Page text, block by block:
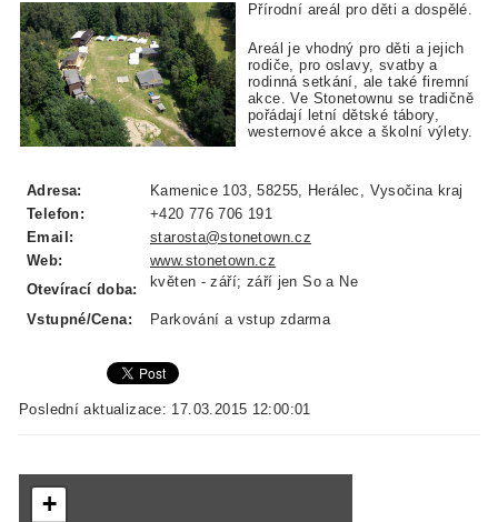
Přírodní areál pro děti a dospělé.
Areál je vhodný pro děti a jejich
rodiče, pro oslavy, svatby a
rodinná setkání, ale také firemní
akce. Ve Stonetownu se tradičně
pořádají letní dětské tábory,
westernové akce a školní výlety.
Adresa:
Kamenice 103, 58255, Herálec, Vysočina kraj
Telefon:
+420 776 706 191
Email:
starosta@stonetown.cz
Web:
www.stonetown.cz
Otevírací doba:
květen - září; září jen So a Ne
Vstupné/Cena: Parkování a vstup zdarma
Poslední aktualizace: 17.03.2015 12:00:01
+